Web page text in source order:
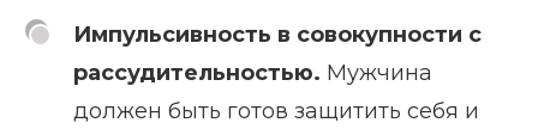
Импульсивность в совокупности с
рассудительностью. Мужчина
должен быть готов защитить себя и